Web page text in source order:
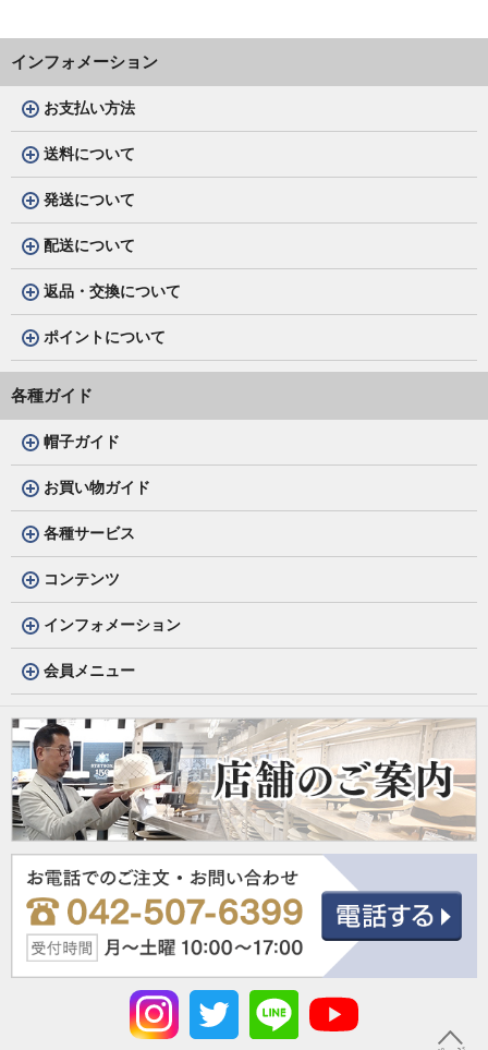
インフォメーション
お支払い方法
送料について
発送について
配送について
返品・交換について
ポイントについて
各種ガイド
帽子ガイド
お買い物ガイド
各種サービス
コンテンツ
インフォメーション
会員メニュー